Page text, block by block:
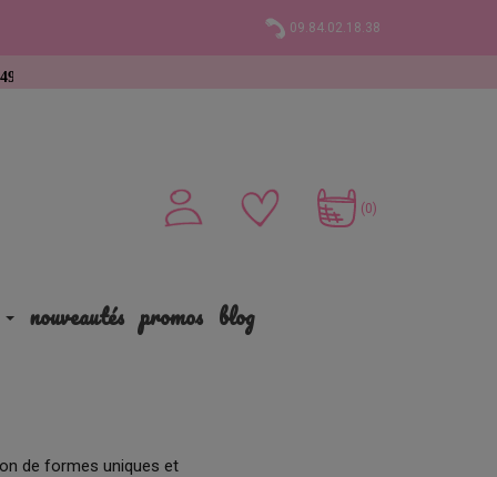
09.84.02.18.38
(0)
nouveautés promos blog
de formes uniques et